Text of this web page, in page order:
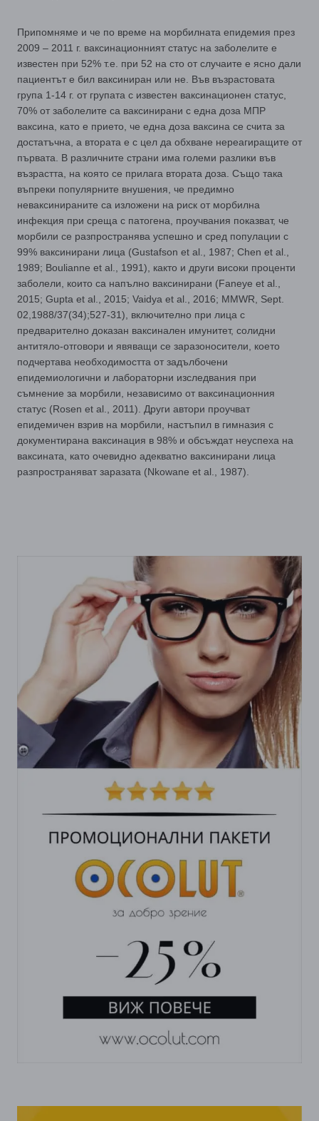
Припомняме и че по време на морбилната епидемия през
2009 – 2011 г. ваксинационният статус на заболелите е
известен при 52% т.е. при 52 на сто от случаите е ясно дали
пациентът е бил ваксиниран или не. Във възрастовата
група 1-14 г. от групата с известен ваксинационен статус,
70% от заболелите са ваксинирани с една доза МПР
ваксина, като е прието, че една доза ваксина се счита за
достатъчна, а втората е с цел да обхване нереагиращите от
първата. В различните страни има големи разлики във
възрастта, на която се прилага втората доза. Също така
въпреки популярните внушения, че предимно
неваксинираните са изложени на риск от морбилна
инфекция при среща с патогена, проучвания показват, че
морбили се разпространява успешно и сред популации с
99% ваксинирани лица (Gustafson et al., 1987; Chen et al.,
1989; Boulianne et al., 1991), както и други високи проценти
заболели, които са напълно ваксинирани (Faneye et al.,
2015; Gupta et al., 2015; Vaidya et al., 2016; MMWR, Sept.
02,1988/37(34);527-31), включително при лица с
предварително доказан ваксинален имунитет, солидни
антитяло-отговори и явяващи се заразоносители, което
подчертава необходимостта от задълбочени
епидемиологични и лабораторни изследвания при
съмнение за морбили, независимо от ваксинационния
статус (Rosen et al., 2011). Други автори проучват
епидемичен взрив на морбили, настъпил в гимназия с
документирана ваксинация в 98% и обсъждат неуспеха на
ваксината, като очевидно адекватно ваксинирани лица
разпространяват заразата (Nkowane et al., 1987).